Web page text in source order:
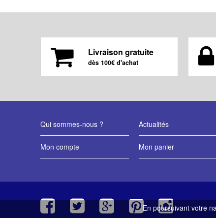
Livraison gratuite
dès 100€ d'achat
Qui sommes-nous ? Actualités
Mon compte
Mon panier
En poursuivant votre